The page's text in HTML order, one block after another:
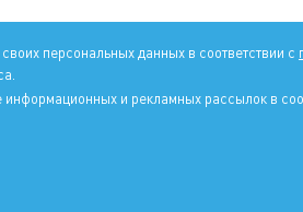
своих персональных данных в соответствии с
и рекламных рассылок в